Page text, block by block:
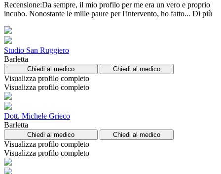
Recensione:Da sempre, il mio profilo per me era un vero e proprio
incubo. Nonostante le mille paure per l'intervento, ho fatto... Di più
Studio San Ruggiero
Barletta
Chiedi al medico Chiedi al medico
Visualizza profilo completo
Visualizza profilo completo
Dott. Michele Grieco
Barletta
Chiedi al medico Chiedi al medico
Visualizza profilo completo
Visualizza profilo completo